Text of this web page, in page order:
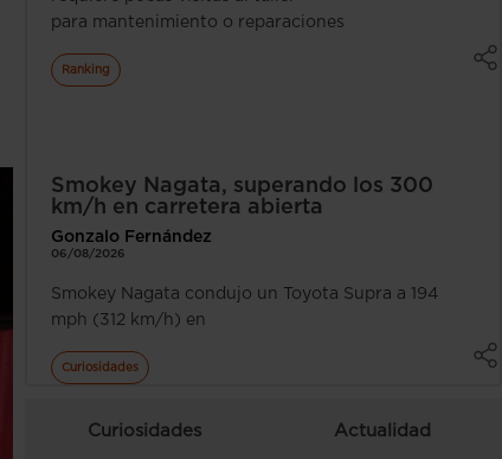
para mantenimiento o reparaciones
Ranking
Smokey Nagata, superando los 300
km/h en carretera abierta
Gonzalo Fernández
06/08/2026
Smokey Nagata condujo un Toyota Supra a 194
mph (312 km/h) en
Curiosidades
Curiosidades Actualidad